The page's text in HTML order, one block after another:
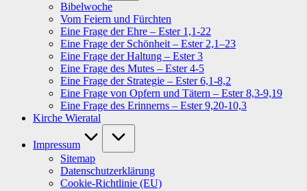
Bibelwoche
Vom Feiern und Fürchten
Eine Frage der Ehre – Ester 1,1-22
Eine Frage der Schönheit – Ester 2,1–23
Eine Frage der Haltung – Ester 3
Eine Frage des Mutes – Ester 4-5
Eine Frage der Strategie – Ester 6,1-8,2
Eine Frage von Opfern und Tätern – Ester 8,3-9,19
Eine Frage des Erinnerns – Ester 9,20-10,3
Kirche Wieratal
Impressum
Sitemap
Datenschutzerklärung
Cookie-Richtlinie (EU)